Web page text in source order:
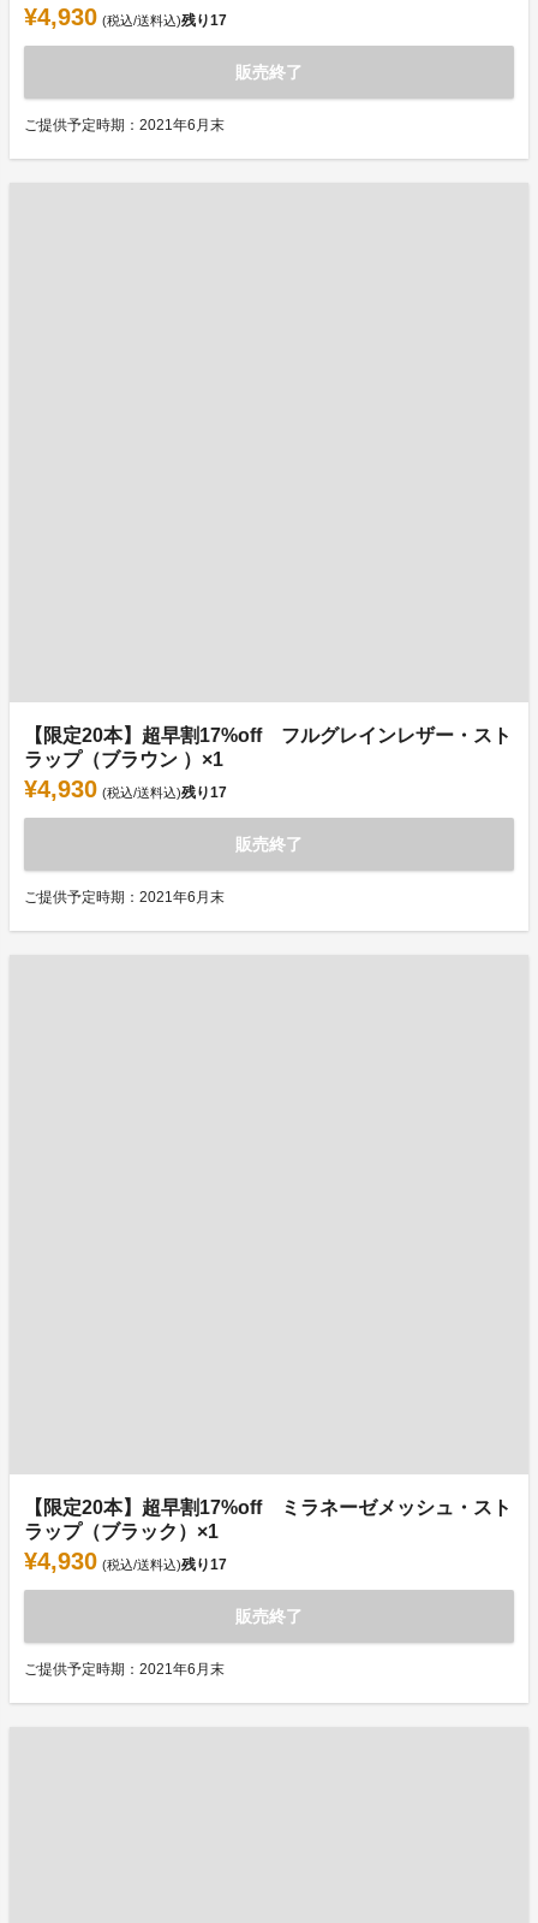
¥4,930 (税込/送料込)残り17
販売終了
ご提供予定時期：2021年6月末
【限定20本】超早割17%off フルグレインレザー・スト
ラップ（ブラウン ）×1
¥4,930 (税込/送料込)残り17
販売終了
ご提供予定時期：2021年6月末
【限定20本】超早割17%off ミラネーゼメッシュ・スト
ラップ（ブラック）×1
¥4,930 (税込/送料込)残り17
販売終了
ご提供予定時期：2021年6月末